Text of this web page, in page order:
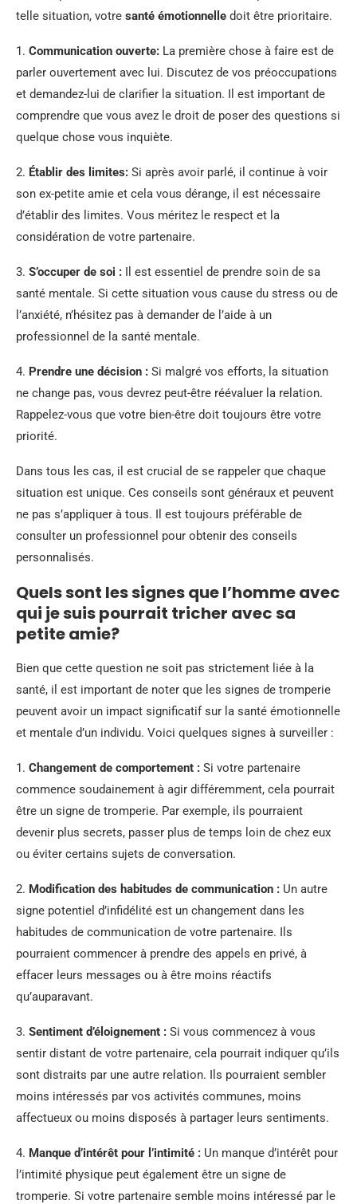
telle situation, votre santé émotionnelle doit être prioritaire.
1. Communication ouverte: La première chose à faire est de
parler ouvertement avec lui. Discutez de vos préoccupations
et demandez-lui de clarifier la situation. Il est important de
comprendre que vous avez le droit de poser des questions si
quelque chose vous inquiète.
2. Établir des limites: Si après avoir parlé, il continue à voir
son ex-petite amie et cela vous dérange, il est nécessaire
d’établir des limites. Vous méritez le respect et la
considération de votre partenaire.
3. S’occuper de soi : Il est essentiel de prendre soin de sa
santé mentale. Si cette situation vous cause du stress ou de
l’anxiété, n’hésitez pas à demander de l’aide à un
professionnel de la santé mentale.
4. Prendre une décision : Si malgré vos efforts, la situation
ne change pas, vous devrez peut-être réévaluer la relation.
Rappelez-vous que votre bien-être doit toujours être votre
priorité.
Dans tous les cas, il est crucial de se rappeler que chaque
situation est unique. Ces conseils sont généraux et peuvent
ne pas s’appliquer à tous. Il est toujours préférable de
consulter un professionnel pour obtenir des conseils
personnalisés.
Quels sont les signes que l’homme avec
qui je suis pourrait tricher avec sa
petite amie?
Bien que cette question ne soit pas strictement liée à la
santé, il est important de noter que les signes de tromperie
peuvent avoir un impact significatif sur la santé émotionnelle
et mentale d’un individu. Voici quelques signes à surveiller :
1. Changement de comportement : Si votre partenaire
commence soudainement à agir différemment, cela pourrait
être un signe de tromperie. Par exemple, ils pourraient
devenir plus secrets, passer plus de temps loin de chez eux
ou éviter certains sujets de conversation.
2. Modification des habitudes de communication : Un autre
signe potentiel d’infidélité est un changement dans les
habitudes de communication de votre partenaire. Ils
pourraient commencer à prendre des appels en privé, à
effacer leurs messages ou à être moins réactifs
qu’auparavant.
3. Sentiment d’éloignement : Si vous commencez à vous
sentir distant de votre partenaire, cela pourrait indiquer qu’ils
sont distraits par une autre relation. Ils pourraient sembler
moins intéressés par vos activités communes, moins
affectueux ou moins disposés à partager leurs sentiments.
4. Manque d’intérêt pour l’intimité : Un manque d’intérêt pour
l’intimité physique peut également être un signe de
tromperie. Si votre partenaire semble moins intéressé par le